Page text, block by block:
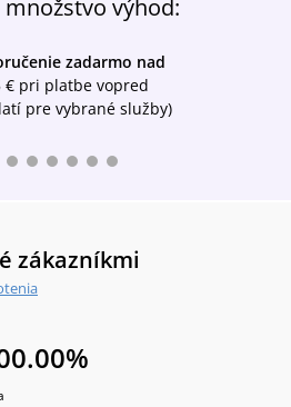
množstvo výhod:
zadarmo nad
€ pri platbe vopred
pre vybrané služby)
zákazníkmi
%